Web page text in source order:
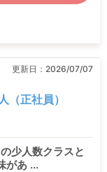
更新日： 2026/07/07
（正社員）
少人数クラスと
があ ...